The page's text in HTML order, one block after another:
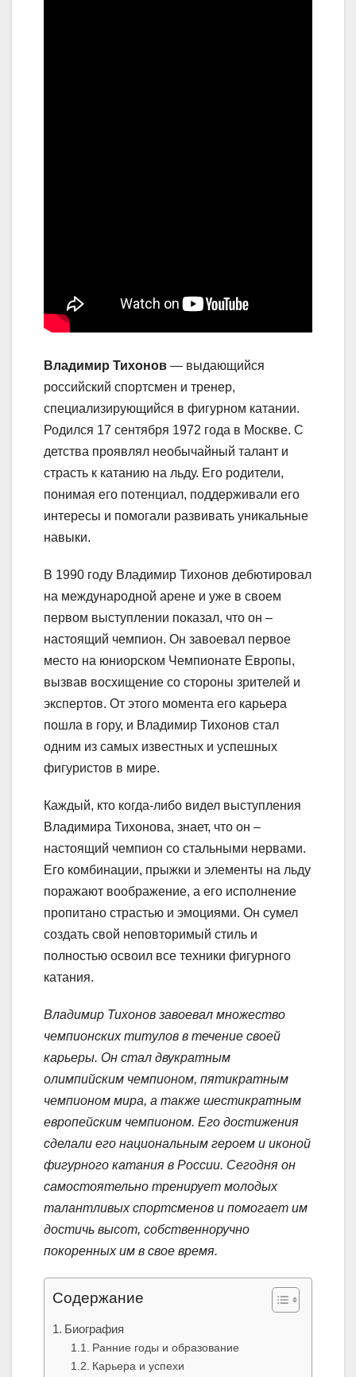
Владимир Тихонов — выдающийся
российский спортсмен и тренер,
специализирующийся в фигурном катании.
Родился 17 сентября 1972 года в Москве. С
детства проявлял необычайный талант и
страсть к катанию на льду. Его родители,
понимая его потенциал, поддерживали его
интересы и помогали развивать уникальные
навыки.
В 1990 году Владимир Тихонов дебютировал
на международной арене и уже в своем
первом выступлении показал, что он –
настоящий чемпион. Он завоевал первое
место на юниорском Чемпионате Европы,
вызвав восхищение со стороны зрителей и
экспертов. От этого момента его карьера
пошла в гору, и Владимир Тихонов стал
одним из самых известных и успешных
фигуристов в мире.
Каждый, кто когда-либо видел выступления
Владимира Тихонова, знает, что он –
настоящий чемпион со стальными нервами.
Его комбинации, прыжки и элементы на льду
поражают воображение, а его исполнение
пропитано страстью и эмоциями. Он сумел
создать свой неповторимый стиль и
полностью освоил все техники фигурного
катания.
Владимир Тихонов завоевал множество
чемпионских титулов в течение своей
карьеры. Он стал двукратным
олимпийским чемпионом, пятикратным
чемпионом мира, а также шестикратным
европейским чемпионом. Его достижения
сделали его национальным героем и иконой
фигурного катания в России. Сегодня он
самостоятельно тренирует молодых
талантливых спортсменов и помогает им
достичь высот, собственноручно
покоренных им в свое время.
Содержание
Биография
Ранние годы и образование
Карьера и успехи